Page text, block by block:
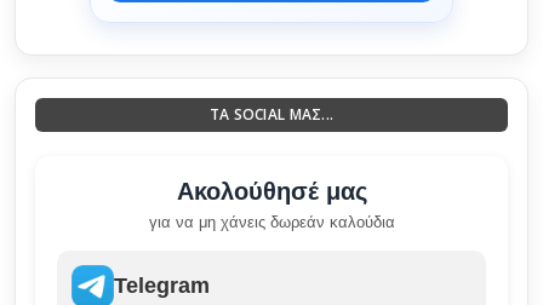
ΤΑ SOCIAL ΜΑΣ...
Ακολούθησέ μας
για να μη χάνεις δωρεάν καλούδια
Telegram